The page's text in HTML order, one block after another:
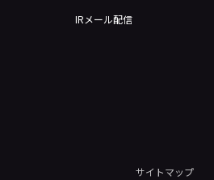
IRメール配信
サイトマップ